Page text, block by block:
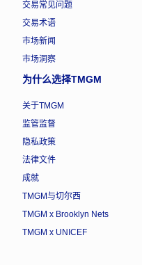
交易常见问题
交易术语
市场新闻
市场洞察
为什么选择TMGM
关于TMGM
监管监督
隐私政策
法律文件
成就
TMGM与切尔西
TMGM x Brooklyn Nets
TMGM x UNICEF